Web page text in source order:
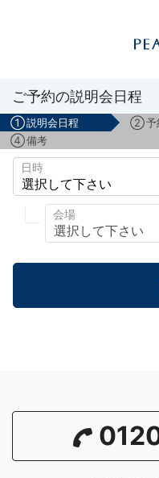
船旅
ご予約の説明会日程
①説明会日程 ②予
④備考
日時
会場